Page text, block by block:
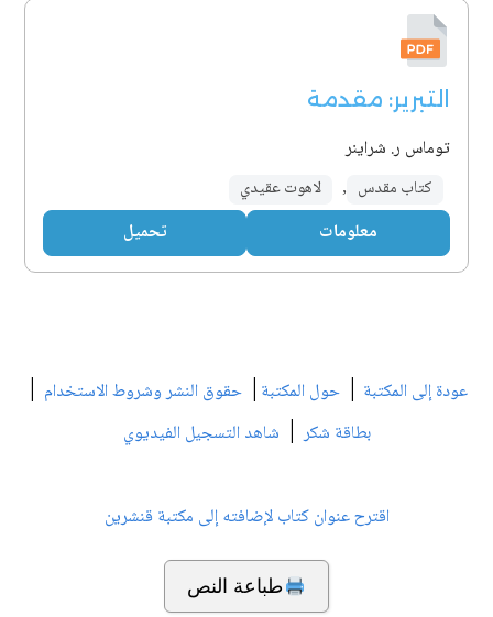
التبرير: مقدمة
توماس ر. شراينر
كتاب مقدس , لاهوت عقيدي
معلومات تحميل
عودة إلى المكتبة | حول المكتبة | حقوق النشر وشروط الاستخدام |
بطاقة شكر| شاهد التسجيل الفيديوي
اقترح عنوان كتاب لإضافته إلى مكتبة قنشرين
طباعة النص